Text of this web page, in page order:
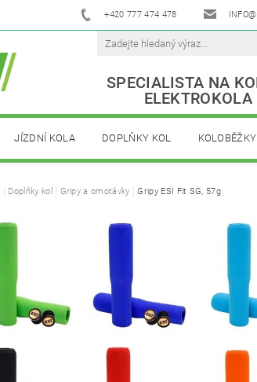
+420 777 474 478
SPECIALISTA NA
ELEKTROKOLA
JÍZDNÍ KOLA DOPLŇKY KOL KOLOBĚŽKY
Doplňky kol Gripy a omotávky Gripy ESI Fit SG, 57g